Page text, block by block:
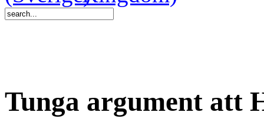
Tunga argument att